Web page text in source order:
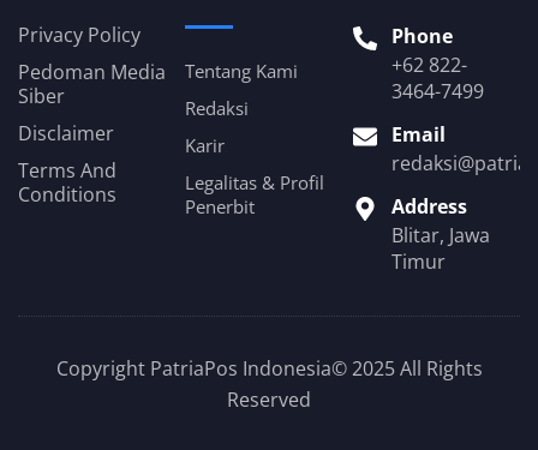
Privacy Policy
Pedoman Media
Siber
Disclaimer
Terms And
Conditions
Tentang Kami
Redaksi
Karir
Legalitas & Profil
Penerbit
Phone
+62 822-
3464-7499
Email
Address
Blitar, Jawa
Timur
Copyright PatriaPos Indonesia© 2025 All Rights
Reserved